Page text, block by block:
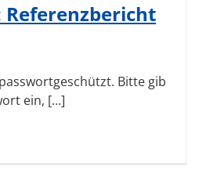
Referenzbericht
Bitte gib
ein, [...]